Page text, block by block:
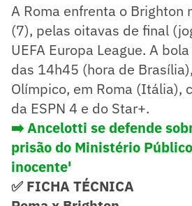
A Roma enfrenta o Brighton
(7), pelas oitavas de final
UEFA Europa League. A
das 14h45 (hora de
Olímpico, em Roma (Itália),
da ESPN 4 e do Star+.
➡️ Ancelotti se defende
prisão do Ministério
inocente'
✅ FICHA TÉCNICA